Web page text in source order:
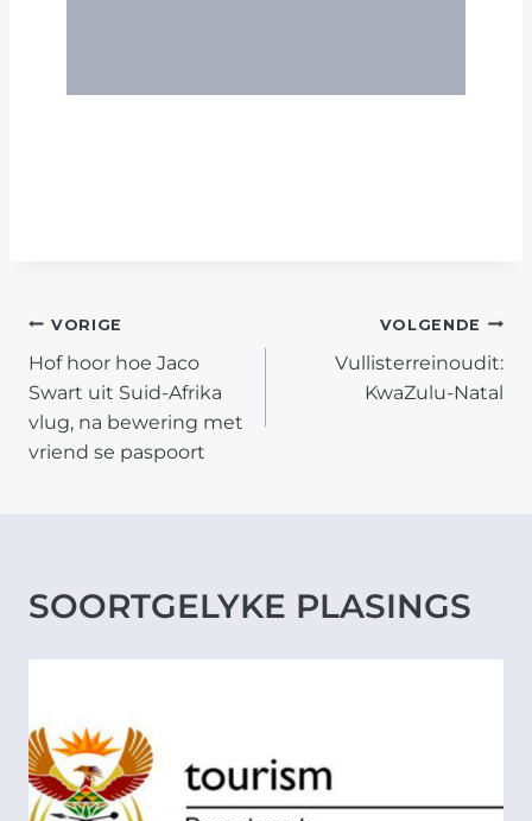
POST
NAVIGATION
VORIGE
Hof hoor hoe Jaco
Swart uit Suid-Afrika
vlug, na bewering met
vriend se paspoort
VOLGENDE
Vullisterreinoudit:
KwaZulu-Natal
SOORTGELYKE PLASINGS